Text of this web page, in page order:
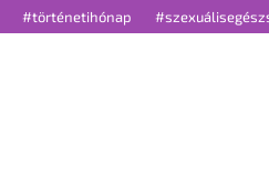
#történetihónap